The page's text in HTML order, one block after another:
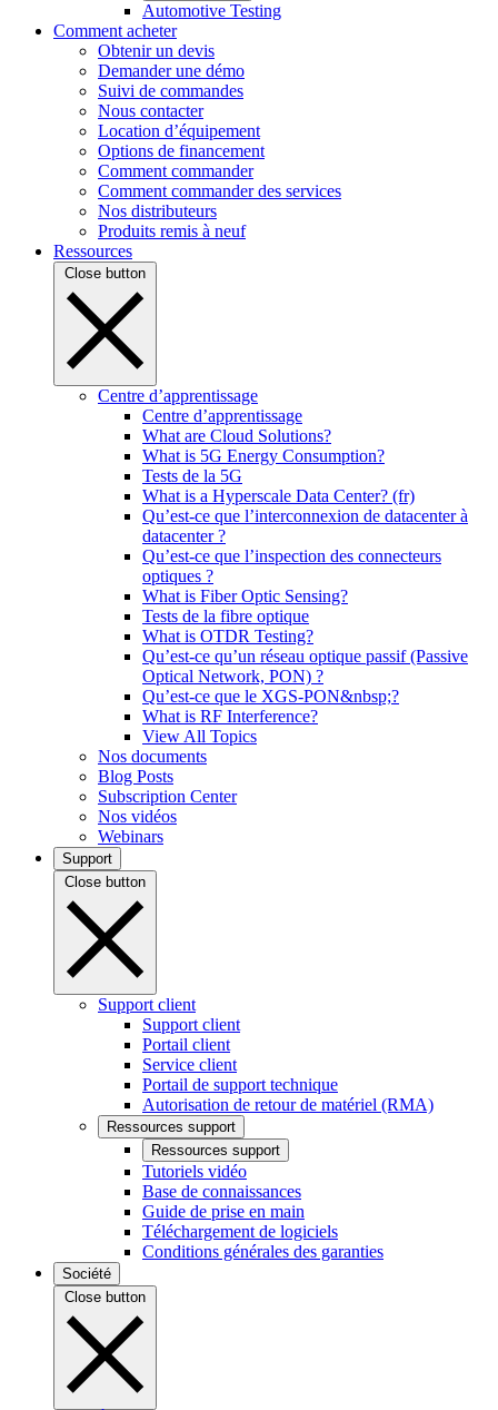
Automotive Testing
Comment acheter
Obtenir un devis
Demander une démo
Suivi de commandes
Nous contacter
Location d’équipement
Options de financement
Comment commander
Comment commander des services
Nos distributeurs
Produits remis à neuf
Ressources
Close button
Centre d’apprentissage
Centre d’apprentissage
What are Cloud Solutions?
What is 5G Energy Consumption?
Tests de la 5G
What is a Hyperscale Data Center? (fr)
Qu’est-ce que l’interconnexion de datacenter à
datacenter ?
Qu’est-ce que l’inspection des connecteurs
optiques ?
What is Fiber Optic Sensing?
Tests de la fibre optique
What is OTDR Testing?
Qu’est-ce qu’un réseau optique passif (Passive
Optical Network, PON) ?
Qu’est-ce que le XGS-PON&nbsp;?
What is RF Interference?
View All Topics
Nos documents
Blog Posts
Subscription Center
Nos vidéos
Webinars
Support
Close button
Support client
Support client
Portail client
Service client
Portail de support technique
Autorisation de retour de matériel (RMA)
Ressources support
Ressources support
Tutoriels vidéo
Base de connaissances
Guide de prise en main
Téléchargement de logiciels
Conditions générales des garanties
Société
Close button